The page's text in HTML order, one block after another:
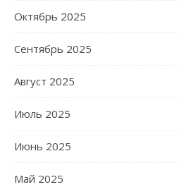
Октябрь 2025
Сентябрь 2025
Август 2025
Июль 2025
Июнь 2025
Май 2025